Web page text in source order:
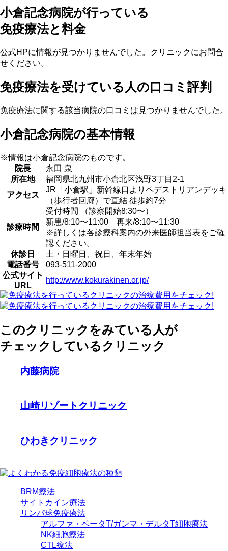
小倉記念病院が行っている
免疫療法と料金
公式HPに情報が見つかりませんでした。クリニックにお問合
せください。
免疫療法を受けている人の口コミ評判
免疫療法に関する該当病院の口コミは見つかりませんでした。
小倉記念病院の基本情報
※情報は小倉記念病院のものです。
院長
永田 泉
所在地
福岡県北九州市小倉北区浅野3丁目2-1
アクセス
JR「小倉駅」新幹線口よりペデストリアンデッキ
（歩行者回廊）で直結 徒歩約7分
診療時間
受付時間 （診察開始8:30〜）
新患/8:10〜11:00 再来/8:10〜11:30
※詳しくは各診療科案内の外来医師担当表をご確
認ください。
休診日
土・日曜日、祝日、年末年始
電話番号
093-511-2000
公式サイト
URL
http://www.kokurakinen.or.jp/
このクリニックをみている人が
チェックしているクリニック
内藤病院
山崎リゾートクリニック
ひわきクリニック
BRM療法
サイトカイン療法
リンパ球免疫療法
アルファ・ベータT/ガンマ・デルタT細胞療法
NK細胞療法
CTL療法